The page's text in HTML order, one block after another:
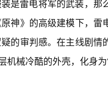
是雷电将军的武装，那
神》的高级建模下，
的审判感。在主线剧
机械冷酷的外壳，化身